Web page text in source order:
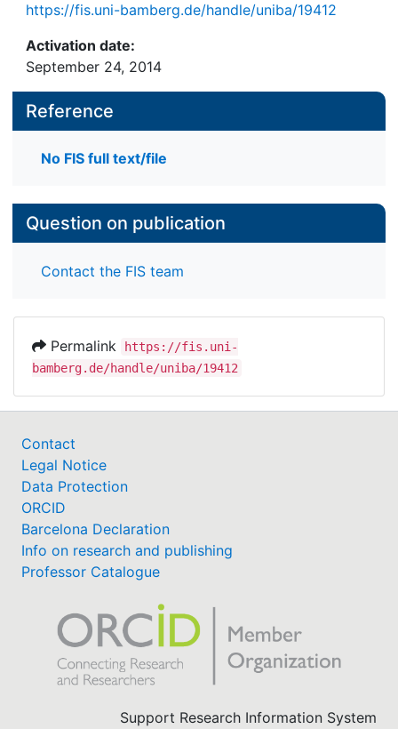
https://fis.uni-bamberg.de/handle/uniba/19412
Activation date:
September 24, 2014
Reference
No FIS full text/file
Question on publication
Contact the FIS team
Permalink
https://fis.uni-
bamberg.de/handle/uniba/19412
Contact
Legal Notice
Data Protection
ORCID
Barcelona Declaration
Info on research and publishing
Professor Catalogue
Support Research Information System